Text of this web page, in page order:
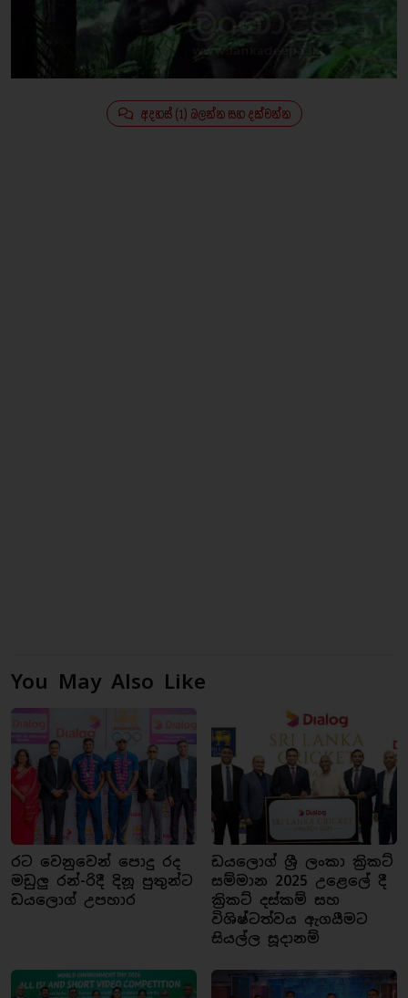
අදහස් (1) බලන්න සහ දක්වන්න
You May Also Like
රට වෙනුවෙන් පොදු රද
මඩුලු රන්-රිදී දිනූ පුතුන්ට
ඩයලොග් උපහාර
ඩයලොග් ශ්‍රී ලංකා ක්‍රිකට්
සම්මාන 2025 උළෙලේ දී
ක්‍රිකට් දස්කම් සහ
විශිෂ්ටත්වය ඇගයීමට
සියල්ල සූදානම්